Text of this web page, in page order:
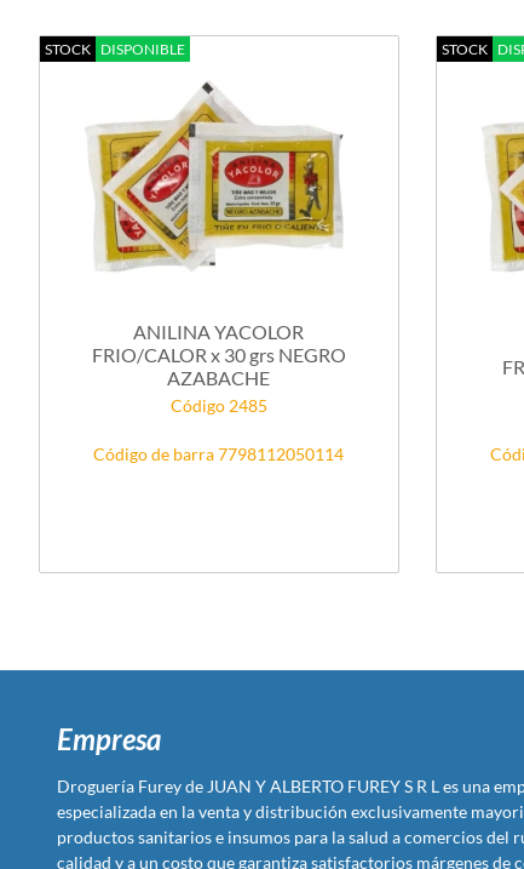
STOCK DISPONIBLE
ANILINA YACOLOR
FRIO/CALOR x 30 grs NEGRO
AZABACHE
Código 2485
Código de barra 7798112050114
STOCK
Empresa
Droguería Furey de JUAN Y ALBERTO FUREY S R L es una
especializada en la venta y distribución exclusivamente
productos sanitarios e insumos para la salud a comercios del
calidad y a un costo que garantiza satisfactorios márgenes de